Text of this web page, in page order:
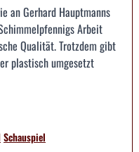
an Gerhard Hauptmanns
Arbeit
Qualität. Trotzdem gibt
plastisch umgesetzt
Schauspiel